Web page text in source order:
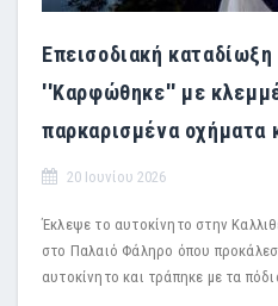
Επεισοδιακή
''Καρφώθηκε'' με
παρκαρισμένα οχήματα
20 Ιουνίου 2026
Έκλεψε το αυτοκίνητο στην
στο Παλαιό Φάληρο όπου
αυτοκίνητο και τράπηκε με τα